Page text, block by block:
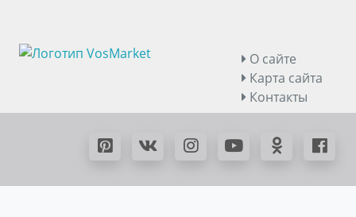
О сайте
Карта сайта
Контакты